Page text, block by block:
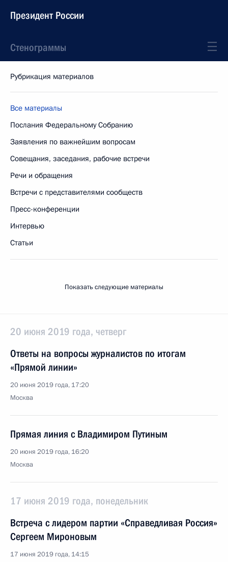
Президент России
Стенограммы
Рубрикация материалов
Все материалы
Послания Федеральному Собранию
Заявления по важнейшим вопросам
Совещания, заседания, рабочие встречи
Речи и обращения
Встречи с представителями сообществ
Пресс-конференции
Интервью
Статьи
Показать следующие материалы
20 июня 2019 года, четверг
Ответы на вопросы журналистов по итогам
«Прямой линии»
20 июня 2019 года, 17:20
Москва
Прямая линия с Владимиром Путиным
20 июня 2019 года, 16:20
Москва
17 июня 2019 года, понедельник
Встреча с лидером партии «Справедливая Россия»
Сергеем Мироновым
17 июня 2019 года, 14:15